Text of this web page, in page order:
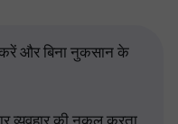
और बिना नुकसान के